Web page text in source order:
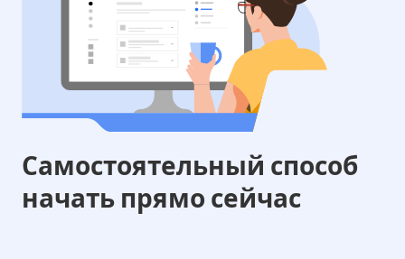
Самостоятельный способ
начать прямо сейчас